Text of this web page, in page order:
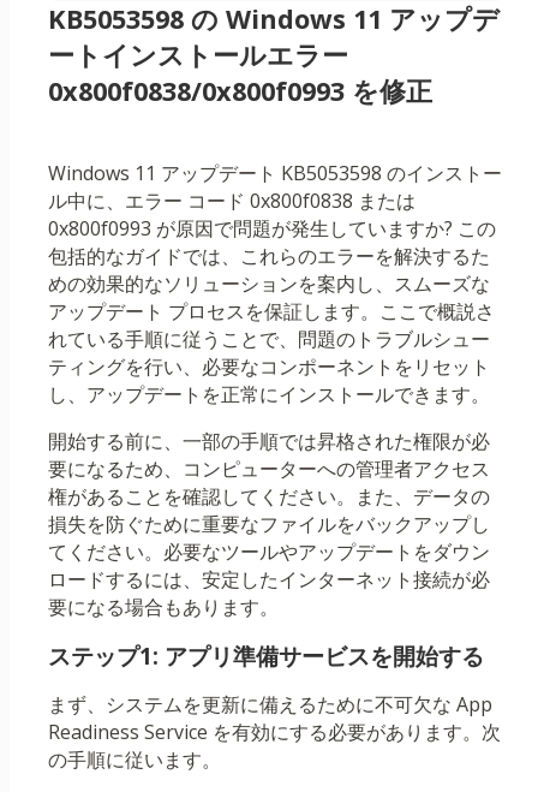
KB5053598 の Windows 11 アップデ
ートインストールエラー
0x800f0838/0x800f0993 を修正
Windows 11 アップデート KB5053598 のインストー
ル中に、エラー コード 0x800f0838 または
0x800f0993 が原因で問題が発生していますか? この
包括的なガイドでは、これらのエラーを解決するた
めの効果的なソリューションを案内し、スムーズな
アップデート プロセスを保証します。ここで概説さ
れている手順に従うことで、問題のトラブルシュー
ティングを行い、必要なコンポーネントをリセット
し、アップデートを正常にインストールできます。
開始する前に、一部の手順では昇格された権限が必
要になるため、コンピューターへの管理者アクセス
権があることを確認してください。また、データの
損失を防ぐために重要なファイルをバックアップし
てください。必要なツールやアップデートをダウン
ロードするには、安定したインターネット接続が必
要になる場合もあります。
ステップ1: アプリ準備サービスを開始する
まず、システムを更新に備えるために不可欠な App
Readiness Service を有効にする必要があります。次
の手順に従います。